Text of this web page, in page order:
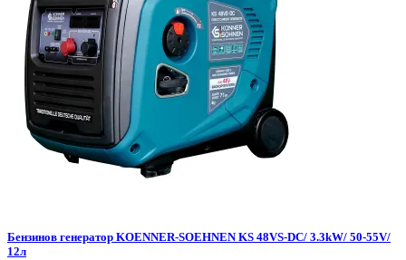
Бензинов генератор KOENNER-SOEHNEN KS 48VS-DC/ 3.3kW/ 50-55V/
12л